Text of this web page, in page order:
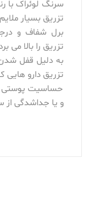
تزریق بسیار
برل شفاف و
تزریق را بالا می
به دلیل قفل
تزریق دارو
حساسیت پوستی
و یا جداشدگی از